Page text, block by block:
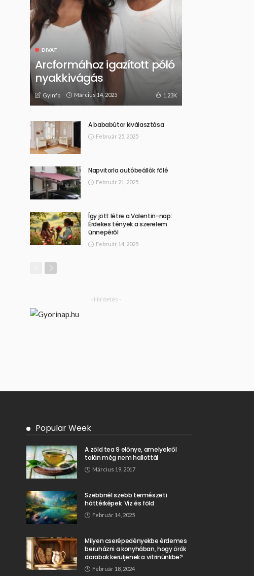
DIVAT
Arcformához igazított póló
nyakkivágás
Gyinfo Március 14, 2025 1.23K
A bababútor kiválasztása
Február 25, 2025
Napvitorla autóbeállók fölé
Február 21, 2025
Így jött létre a Valentin-nap:
Érdekes tények a szerelem
ünnepéről
Február 14, 2025
- Hirdetés -
Popular Week
A zöld tea 9 előnye, amelyekről
talán még nem hallottál
Március 19, 2017
Szebbnél szebb természeti
háttérképek: Víz és föld
Február 14, 2025
Milyen cserépedényekbe érdemes
beruházni a konyhában, hogy örök
darabok kerüljenek a vitrinünkbe?
Február 18, 2024